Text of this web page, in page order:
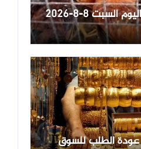
أسعار الفراخ البيضاء اليوم السبت 8-8-2026
الطلب للسوق